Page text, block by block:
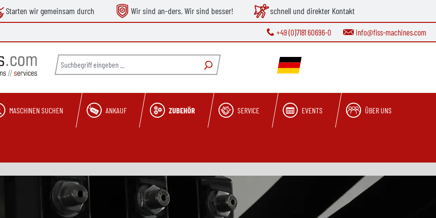
Starten wir gemeinsam durch Wir sind an-ders. Wir sind besser! schnell und direkter Kontakt
+49 (0)7181 60696-0 info@fiss-machines.com
MASCHINEN SUCHEN ANKAUF ZUBEHÖR SERVICE EVENTS ÜBER UNS